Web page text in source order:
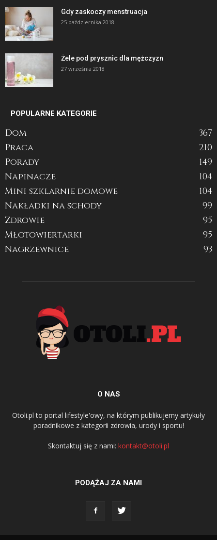
Gdy zaskoczy menstruacja
25 października 2018
Żele pod prysznic dla mężczyzn
27 września 2018
POPULARNE KATEGORIE
Dom
367
Praca
210
Porady
149
Napinacze
104
Mini szklarnie domowe
104
Nakładki na schody
99
Zdrowie
95
Młotowiertarki
95
Nagrzewnice
93
O NAS
Otoli.pl to portal lifestyle'owy, na którym publikujemy artykuły
poradnikowe z kategorii zdrowia, urody i sportu!
Skontaktuj się z nami: kontakt@otoli.pl
PODĄŻAJ ZA NAMI